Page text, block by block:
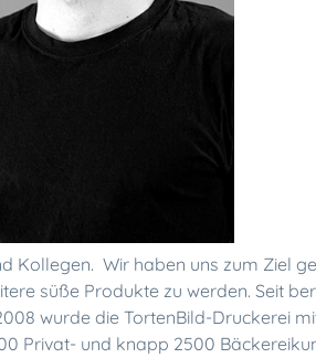
Kollegen. Wir haben uns zum Ziel
süße Produkte zu werden. Seit
wurde die TortenBild-Druckerei
Privat- und knapp 2500